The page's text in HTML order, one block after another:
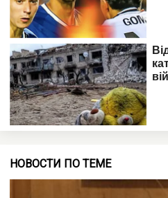
НОВОСТИ ПО ТЕМЕ